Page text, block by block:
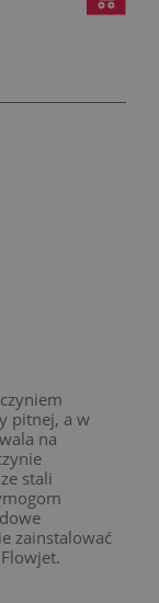
pitnej, a w
na
stali
zainstalować